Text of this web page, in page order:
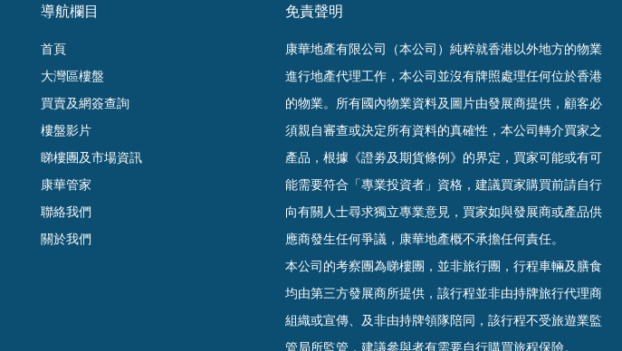
導航欄目
首頁
大灣區樓盤
買賣及網簽查詢
樓盤影片
睇樓團及市場資訊
康華管家
聯絡我們
關於我們
免責聲明
康華地產有限公司（本公司）純粹就香港以外地方的物業
進行地產代理工作，本公司並沒有牌照處理任何位於香港
的物業。 所有國內物業資料及圖片由發展商提供，顧客必
須親自審查或決定所有資料的真確性 ， 本公司轉介買家之
產品，根據《證劵及期貨條例》的界定，買家可能或有可
能需要符合「專業投資者」資格，建議買家購買前請自行
向有關人士尋求獨立專業意見，買家如與發展商或產品供
應商發生任何爭議，康華地產概不承擔任何責任。
本公司的考察團為睇樓團，並非旅行團，行程車輛及膳食
均由第三方發展商所提供，該行程並非由持牌旅行代理商
組織或宣傳、及非由持牌領隊陪同，該行程不受旅遊業監
管局所監管，建議參與者有需要自行購買旅程保險。